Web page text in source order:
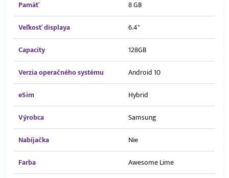
Pamäť
8 GB
Veľkosť displaya
6.4"
Capacity
128GB
Verzia operačného systému
Android 10
eSim
Hybrid
Výrobca
Samsung
Nabíjačka
Nie
Farba
Awesome Lime